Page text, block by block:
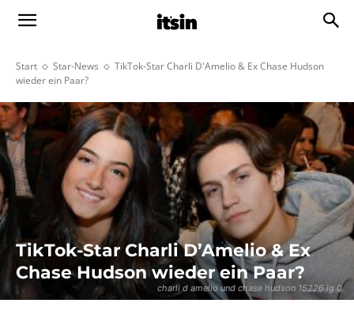
Start Star-News
TikTok-Star Charli D'Amelio & Ex Chase Hudson
wieder ein Paar?
charli d amelio und chase hudson 15226 lg 0
TikTok-Star Charli D’Amelio & Ex
Chase Hudson wieder ein Paar?